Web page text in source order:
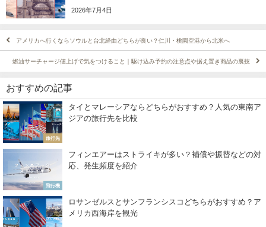
2026年7月4日
アメリカへ行くならソウルと台北経由どちらが良い？仁川・桃園空港から北米へ
燃油サーチャージ値上げで気をつけること｜駆け込み予約の注意点や据え置き商品の裏技
おすすめの記事
旅行先
タイとマレーシアならどちらがおすすめ？人気の東南ア
ジアの旅行先を比較
飛行機
フィンエアーはストライキが多い？補償や振替などの対
応、発生頻度を紹介
ロサンゼルスとサンフランシスコどちらがおすすめ？ア
メリカ西海岸を観光